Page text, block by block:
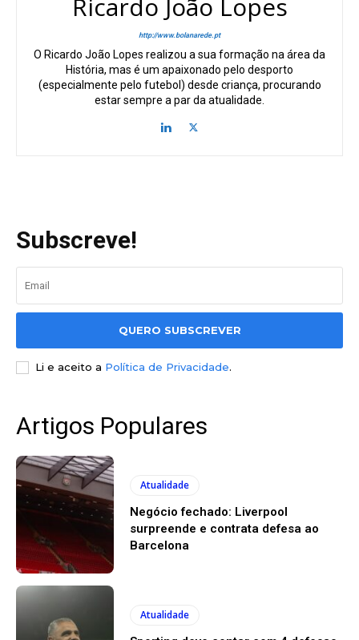
Ricardo João Lopes
http://www.bolanarede.pt
O Ricardo João Lopes realizou a sua formação na área da
História, mas é um apaixonado pelo desporto
(especialmente pelo futebol) desde criança, procurando
estar sempre a par da atualidade.
Subscreve!
QUERO SUBSCREVER
Li e aceito a Política de Privacidade.
Artigos Populares
Atualidade
Negócio fechado: Liverpool
surpreende e contrata defesa ao
Barcelona
Atualidade